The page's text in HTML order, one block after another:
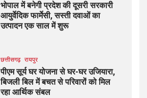
भोपाल में बनेगी प्रदेश की दूसरी सरकारी
आयुर्वेदिक फार्मेसी, सस्ती दवाओं का
उत्पादन एक साल में शुरू
छत्तीसगढ़ रायपुर
पीएम सूर्य घर योजना से घर-घर उजियारा,
बिजली बिल में बचत से परिवारों को मिल
रहा आर्थिक संबल